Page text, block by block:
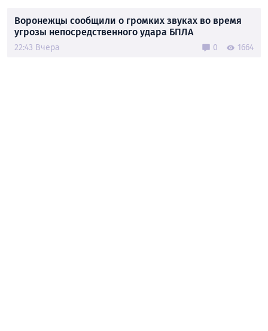
Воронежцы сообщили о громких звуках во время
угрозы непосредственного удара БПЛА
22:43 Вчера 0 1664